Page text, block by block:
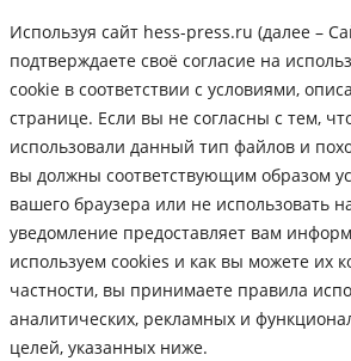
Используя сайт hess-press.ru (далее –
подтверждаете своё согласие на
cookie в соответствии с условиями,
странице. Если вы не согласны с тем,
использовали данный тип файлов и
вы должны соответствующим образом
вашего браузера или не использовать
уведомление предоставляет вам
используем cookies и как вы можете их
частности, вы принимаете правила
аналитических, рекламных и
целей, указанных ниже.